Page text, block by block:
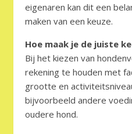
eigenaren kan dit een
maken van een keuze.
Hoe maak je de juiste
Bij het kiezen van
rekening te houden met
grootte en
bijvoorbeeld andere
oudere hond.